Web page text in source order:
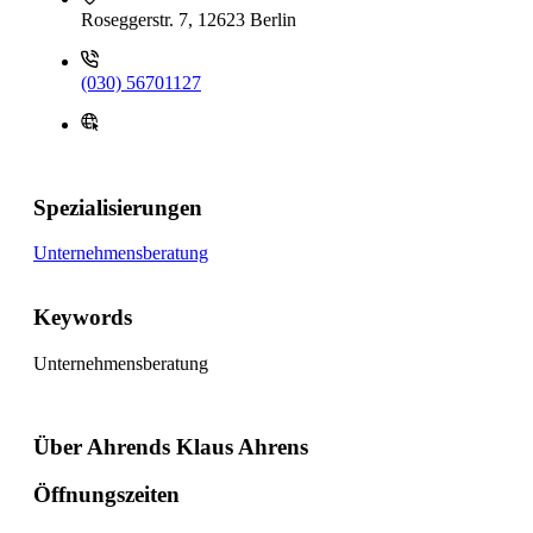
Roseggerstr. 7, 12623 Berlin
(030) 56701127
Spezialisierungen
Unternehmensberatung
Keywords
Unternehmensberatung
Über Ahrends Klaus Ahrens
Öffnungszeiten